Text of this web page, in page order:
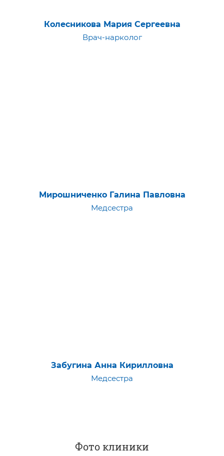
Колесникова Мария Сергеевна
Врач-нарколог
Мирошниченко Галина Павловна
Медсестра
Забугина Анна Кирилловна
Медсестра
Фото клиники